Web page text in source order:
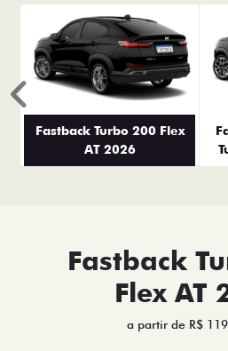
Fastback Turbo 200 Flex
AT 2026
Anterior
Fastback
Flex AT
a partir de R$